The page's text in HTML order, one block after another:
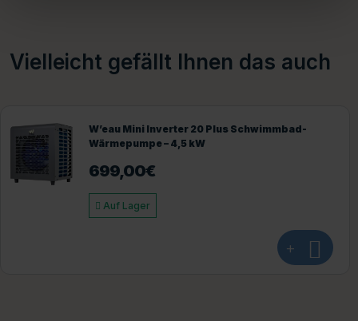
Vielleicht gefällt Ihnen das auch
W’eau Vertikale Vollinverter-
Schwimmbadwärmepumpe – 17 kW
2.099,00